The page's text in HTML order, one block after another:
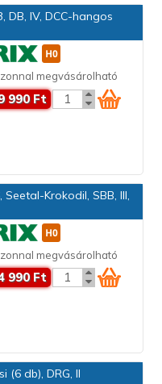
DB, IV, DCC-hangos
megvásárolható
990 Ft
Krokodil, SBB, III,
megvásárolható
990 Ft
(6 db), DRG, II